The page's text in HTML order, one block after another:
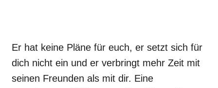
Er hat keine Pläne für euch, er setzt sich für
dich nicht ein und er verbringt mehr Zeit mit
seinen Freunden als mit dir. Eine